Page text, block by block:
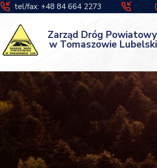
tel/fax: +48 84 664 2273
Zarząd Dróg
w Tomaszowie